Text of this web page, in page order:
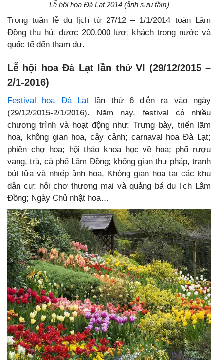
Lễ hội hoa Đà Lạt 2014 (ảnh sưu tầm)
Trong tuần lễ du lịch từ 27/12 – 1/1/2014 toàn Lâm
Đồng thu hút được 200.000 lượt khách trong nước và
quốc tế đến tham dự.
Lễ hội hoa Đà Lạt lần thứ VI (29/12/2015 –
2/1-2016)
Festival hoa Đà Lạt
lần thứ 6 diễn ra vào ngày
(29/12/2015-2/1/2016). Năm nay, festival có nhiều
chương trình và hoạt động như: Trưng bày, triển lãm
hoa, không gian hoa, cây cảnh; carnaval hoa Đà Lạt;
phiên chợ hoa; hội thảo khoa học về hoa; phố rượu
vang, trà, cà phê Lâm Đồng; không gian thư pháp, tranh
bút lửa và nhiếp ảnh hoa, Không gian hoa tại các khu
dân cư; hội chợ thương mại và quảng bá du lịch Lâm
Đồng; Ngày Chủ nhật hoa…